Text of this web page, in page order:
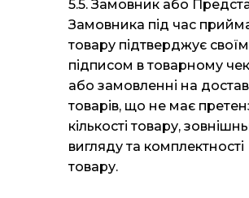
5.5. Замовник або
Замовника під час
товару підтверджує своїм
підписом в товарному
або замовленні на
товарів, що не має
кількості товару,
вигляду та комплектності
товару.